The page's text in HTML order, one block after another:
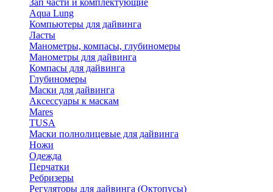
Зап части и комплектующие
Aqua Lung
Компьютеры для дайвинга
Ласты
Манометры, компасы, глубиномеры
Манометры для дайвинга
Компасы для дайвинга
Глубиномеры
Маски для дайвинга
Аксессуары к маскам
Mares
TUSA
Маски полнолицевые для дайвинга
Ножи
Одежда
Перчатки
Ребризеры
Регуляторы для дайвинга (Октопусы)